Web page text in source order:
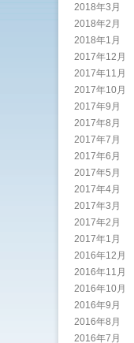
2018年3月
2018年2月
2018年1月
2017年12月
2017年11月
2017年10月
2017年9月
2017年8月
2017年7月
2017年6月
2017年5月
2017年4月
2017年3月
2017年2月
2017年1月
2016年12月
2016年11月
2016年10月
2016年9月
2016年8月
2016年7月